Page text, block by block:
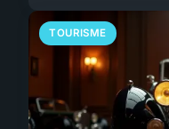
TOURISME